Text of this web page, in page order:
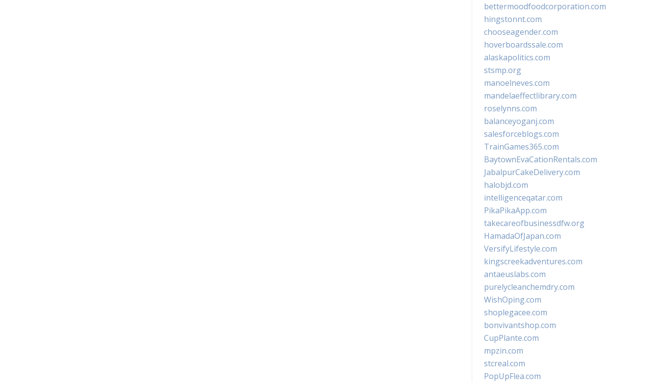
bettermoodfoodcorporation.com
hingstonnt.com
chooseagender.com
hoverboardssale.com
alaskapolitics.com
stsmp.org
manoelneves.com
mandelaeffectlibrary.com
roselynns.com
balanceyoganj.com
salesforceblogs.com
TrainGames365.com
BaytownEvaCationRentals.com
JabalpurCakeDelivery.com
halobjd.com
intelligenceqatar.com
PikaPikaApp.com
takecareofbusinessdfw.org
HamadaOfJapan.com
VersifyLifestyle.com
kingscreekadventures.com
antaeuslabs.com
purelycleanchemdry.com
WishOping.com
shoplegacee.com
bonvivantshop.com
CupPlante.com
mpzin.com
stcreal.com
PopUpFlea.com